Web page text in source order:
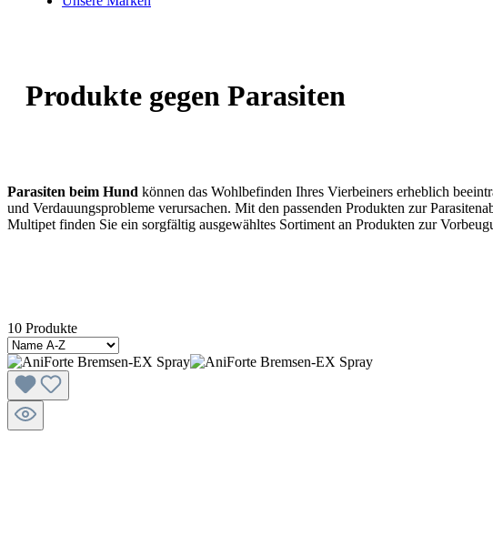
Produkte gegen Parasiten
Parasiten beim Hund können das Wohlbefinden Ihres Vierbeiners erheblich
und Verdauungsprobleme verursachen. Mit den passenden Produkten zur
Multipet finden Sie ein sorgfältig ausgewähltes Sortiment an Produkten zur
10 Produkte